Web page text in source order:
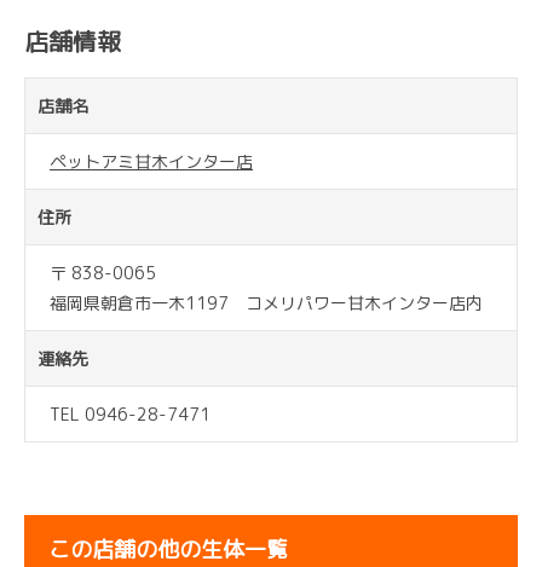
店舗情報
店舗名
ペットアミ甘木インター店
住所
〒 838-0065
福岡県朝倉市一木1197 コメリパワー甘木インター店内
連絡先
TEL 0946-28-7471
この店舗の他の生体一覧